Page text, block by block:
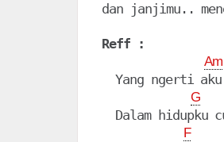
dan janjimu..
Reff :
Am
Yang ngerti
G
Dalam hidupku
F